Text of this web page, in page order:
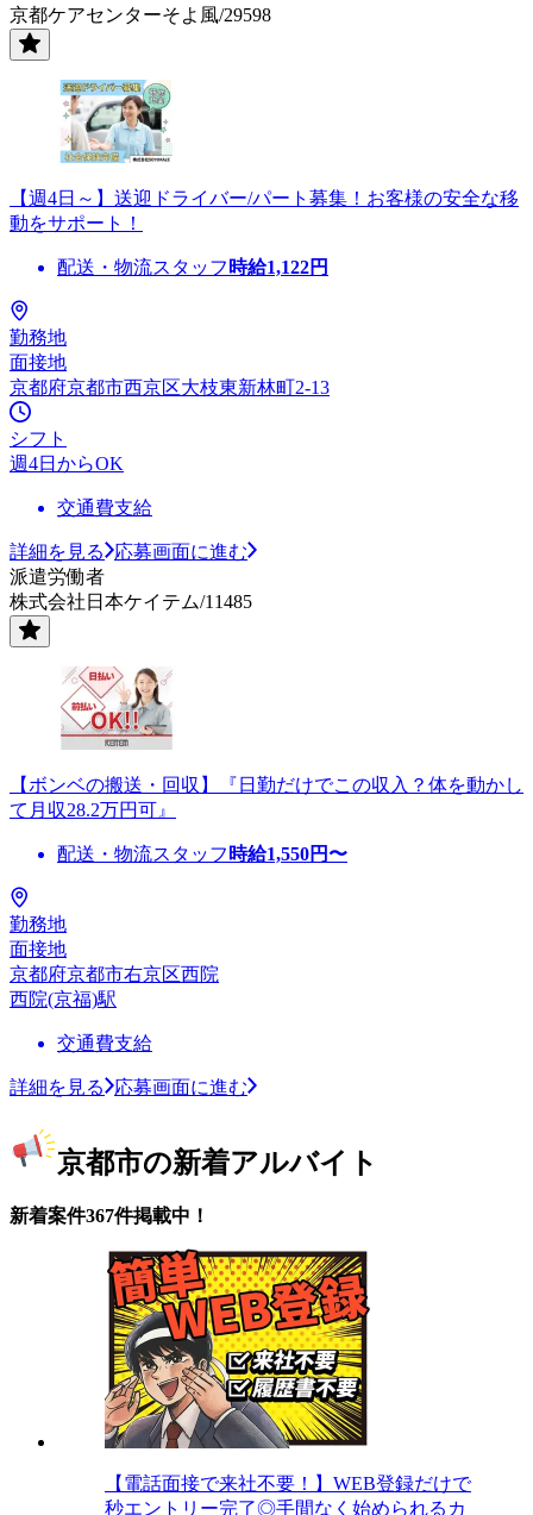
京都ケアセンターそよ風/29598
【週4日～】送迎ドライバー/パート募集！お客様の安全な移
動をサポート！
配送・物流スタッフ 時給1,122円
勤務地
面接地
京都府京都市西京区大枝東新林町2-13
シフト
週4日からOK
交通費支給
詳細を見る
応募画面に進む
派遣労働者
株式会社日本ケイテム/11485
【ボンベの搬送・回収】『日勤だけでこの収入？体を動かし
て月収28.2万円可』
配送・物流スタッフ 時給1,550円〜
勤務地
面接地
京都府京都市右京区西院
西院(京福)駅
交通費支給
詳細を見る 応募画面に進む
京都市の新着アルバイト
新着案件367件掲載中！
【電話面接で来社不要！】WEB登録だけで
秒エントリー完了◎手間なく始められるカ